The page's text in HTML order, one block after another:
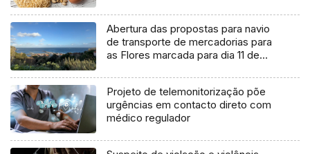
Abertura das propostas para navio
de transporte de mercadorias para
as Flores marcada para dia 11 de
Projeto de telemonitorização põe
urgências em contacto direto com
médico regulador